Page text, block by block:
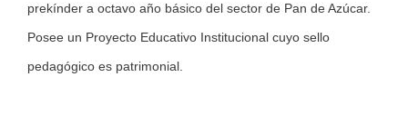
prekínder a octavo año básico del sector de Pan de Azúcar.
Posee un Proyecto Educativo Institucional cuyo sello
pedagógico es patrimonial.